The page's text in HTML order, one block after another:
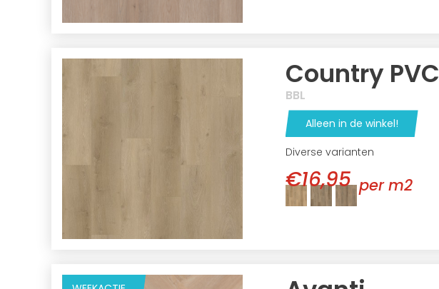
Country PVC
BBL
Alleen in de winkel!
Diverse varianten
€16,95 per m2